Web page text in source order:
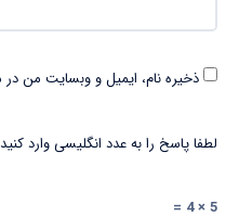
ذخیره نام، ایمیل و وبسایت من در
لطفا پاسخ را به عدد انگلیسی وارد
5 × 4 =